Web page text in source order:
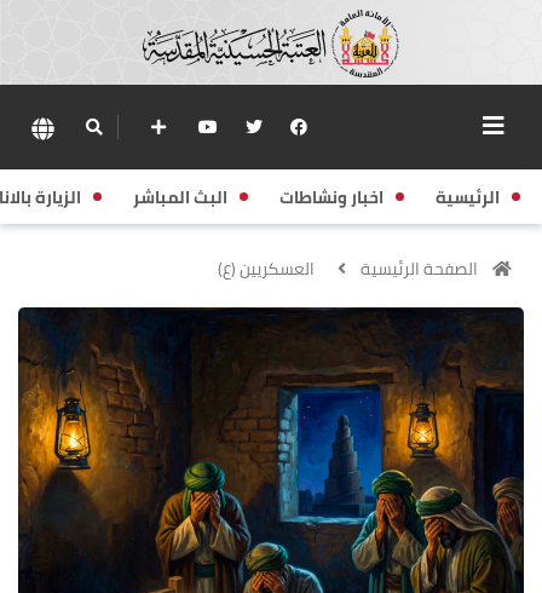
الرئيسية اخبار ونشاطات البث المباشر الزيارة
الصفحة الرئيسية العسكريين (ع)